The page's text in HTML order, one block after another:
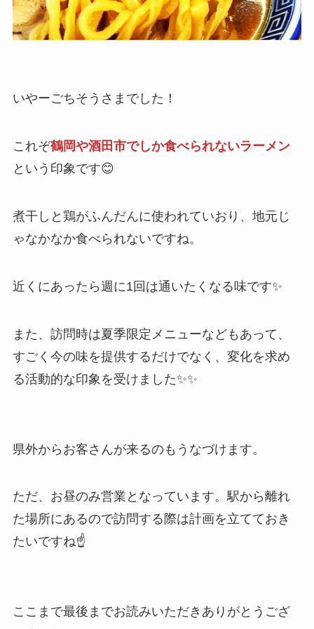
いやーごちそうさまでした！
これぞ鶴岡や酒田市でしか食べられないラーメン
という印象です😊
煮干しと鶏がふんだんに使われていおり、地元じ
ゃなかなか食べられないですね。
近くにあったら週に1回は通いたくなる味です✨
また、訪問時は夏季限定メニューなどもあって、
すごく今の味を提供するだけでなく、変化を求め
る活動的な印象を受けました✨✨
県外からお客さんが来るのもうなづけます。
ただ、お昼のみ営業となっています。駅から離れ
た場所にあるので訪問する際は計画を立てておき
たいですね☝
ここまで最後までお読みいただきありがとうござ